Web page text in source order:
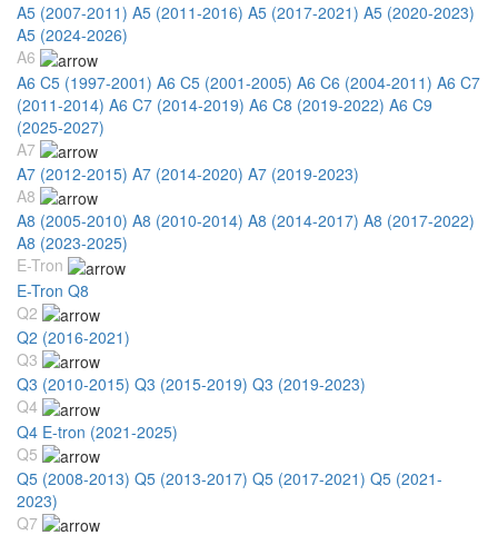
A5 (2007-2011) A5 (2011-2016) A5 (2017-2021) A5 (2020-2023)
A5 (2024-2026)
A6
A6 C5 (1997-2001) A6 C5 (2001-2005) A6 C6 (2004-2011) A6 C7
(2011-2014) A6 C7 (2014-2019) A6 C8 (2019-2022) A6 C9
(2025-2027)
A7
A7 (2012-2015) A7 (2014-2020) A7 (2019-2023)
A8
A8 (2005-2010) A8 (2010-2014) A8 (2014-2017) A8 (2017-2022)
A8 (2023-2025)
E-Tron
E-Tron Q8
Q2
Q2 (2016-2021)
Q3
Q3 (2010-2015) Q3 (2015-2019) Q3 (2019-2023)
Q4
Q4 E-tron (2021-2025)
Q5
Q5 (2008-2013) Q5 (2013-2017) Q5 (2017-2021) Q5 (2021-
2023)
Q7